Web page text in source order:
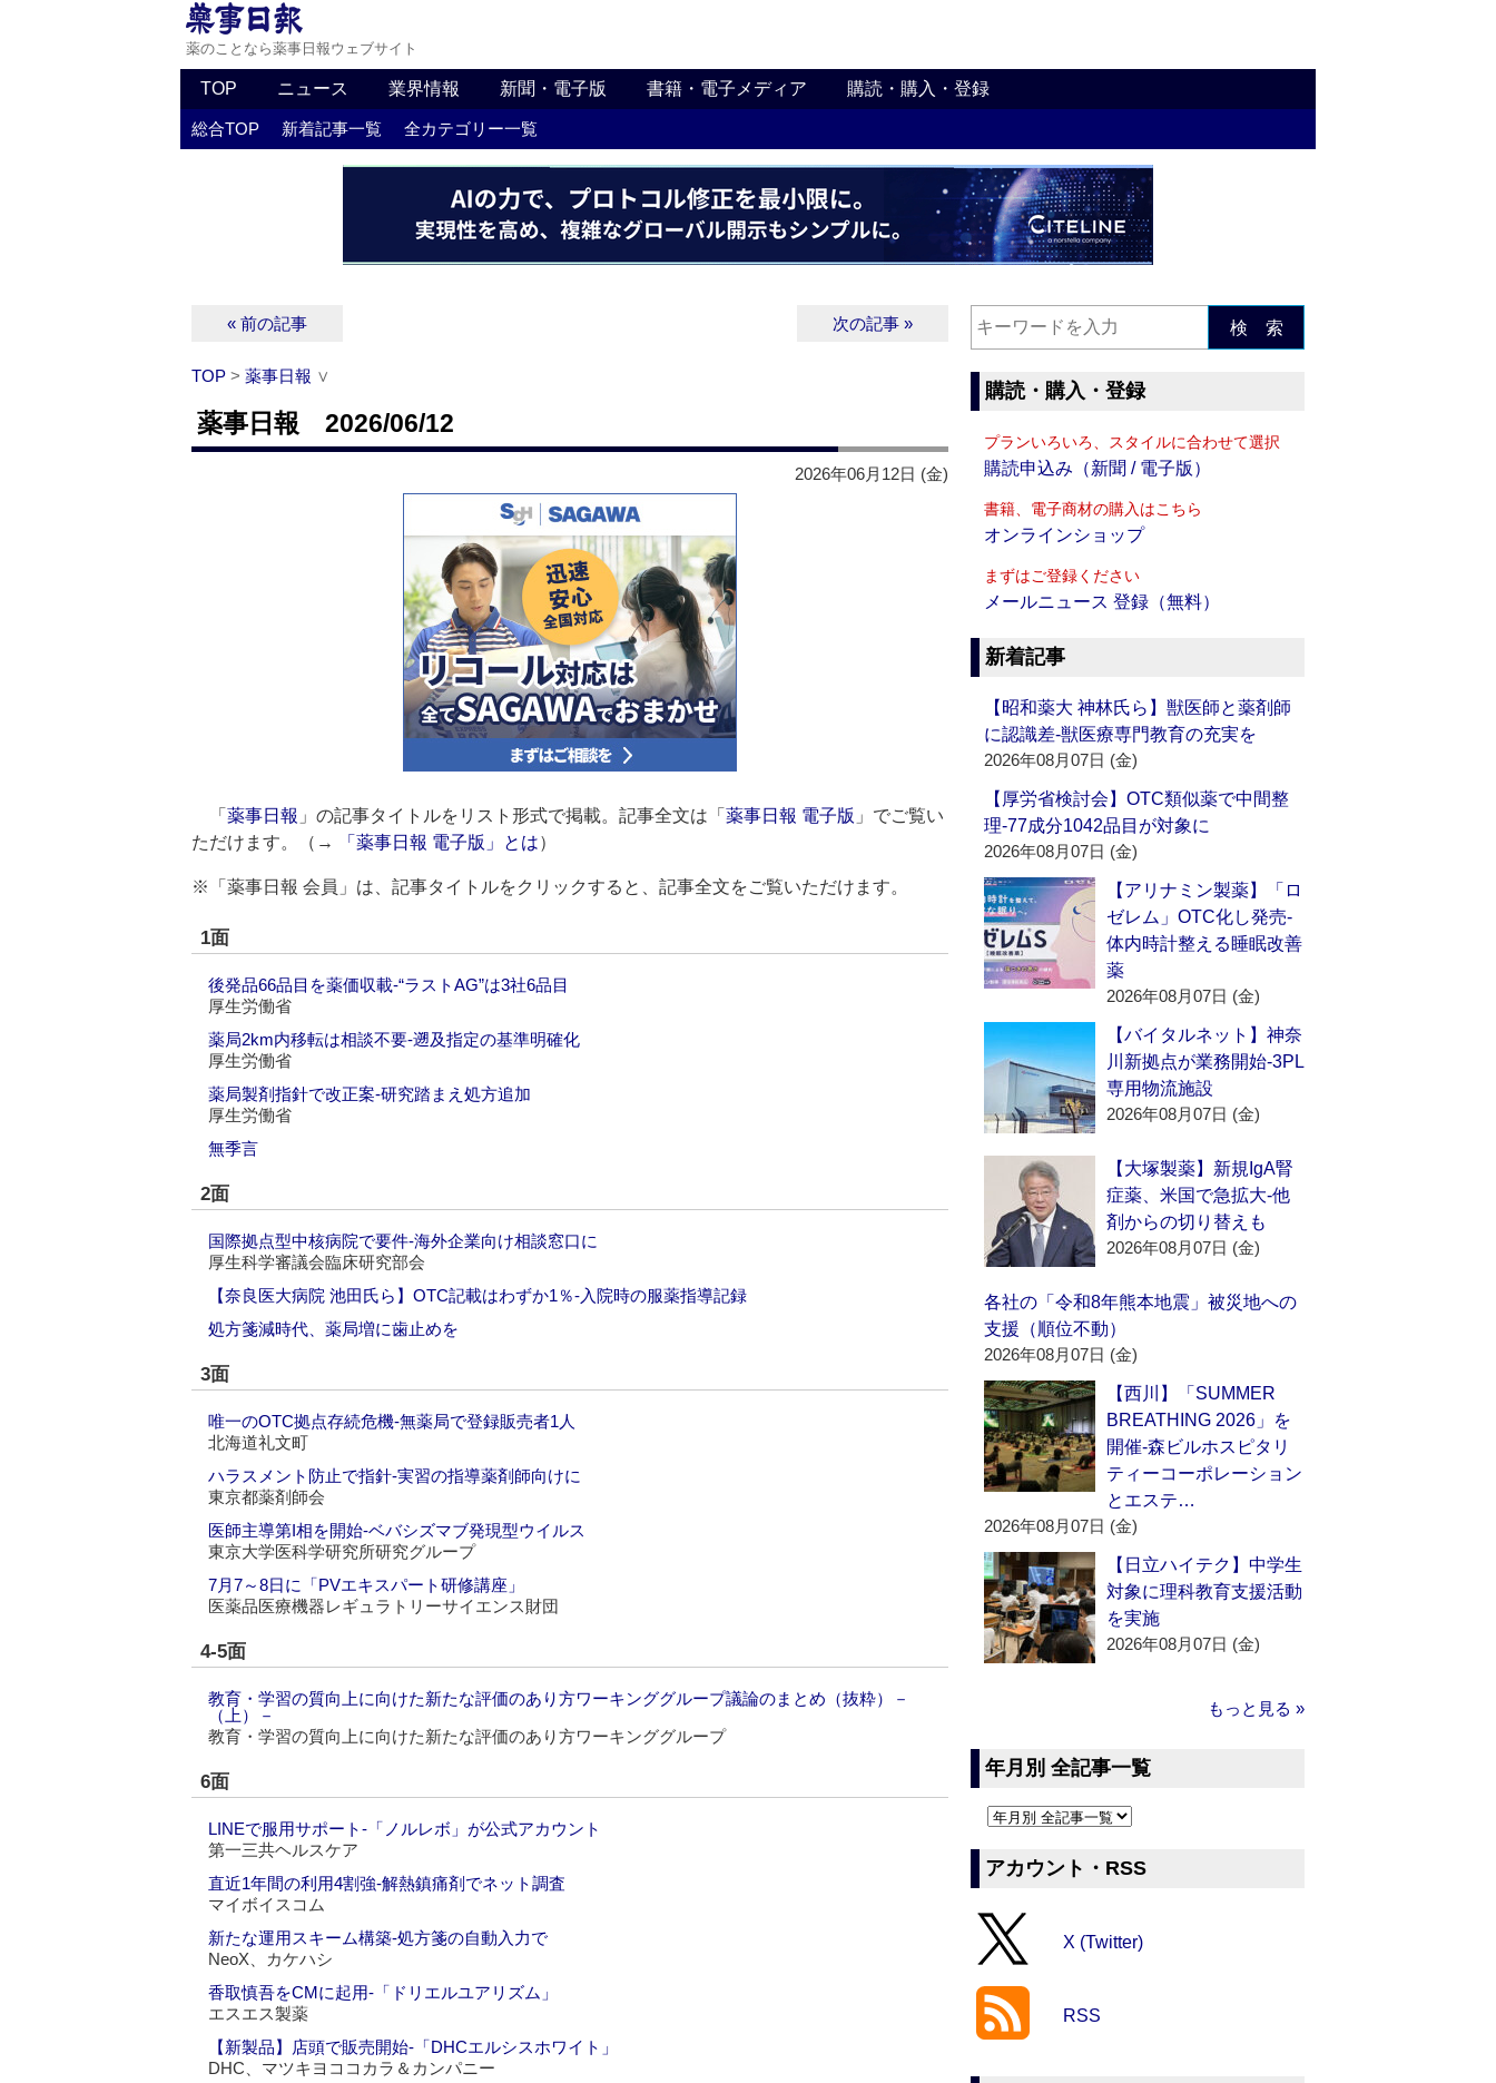
薬のことなら薬事日報ウェブサイト
TOP ニュース 業界情報 新聞・電子版 書籍・電子メディア 購読・購入・登録
総合TOP 新着記事一覧 全カテゴリー一覧
« 前の記事 次の記事 »
TOP > 薬事日報 ∨
薬事日報 2026/06/12
2026年06月12日 (金)
「 薬事日報 」の記事タイトルをリスト形式で掲載。記事全文は「 薬事日報 電子版 」でご覧い
ただけます。（→
「薬事日報 電子版」とは）
※「薬事日報 会員」は、記事タイトルをクリックすると、記事全文をご覧いただけます。
1面
後発品66品目を薬価収載‐“ラストAG”は3社6品目
厚生労働省
薬局2km内移転は相談不要‐遡及指定の基準明確化
厚生労働省
薬局製剤指針で改正案‐研究踏まえ処方追加
厚生労働省
無季言
2面
国際拠点型中核病院で要件‐海外企業向け相談窓口に
厚生科学審議会臨床研究部会
【奈良医大病院 池田氏ら】OTC記載はわずか1％‐入院時の服薬指導記録
処方箋減時代、薬局増に歯止めを
3面
唯一のOTC拠点存続危機‐無薬局で登録販売者1人
北海道礼文町
ハラスメント防止で指針‐実習の指導薬剤師向けに
東京都薬剤師会
医師主導第I相を開始‐ベバシズマブ発現型ウイルス
東京大学医科学研究所研究グループ
7月7～8日に「PVエキスパート研修講座」
医薬品医療機器レギュラトリーサイエンス財団
4-5面
教育・学習の質向上に向けた新たな評価のあり方ワーキンググループ議論のまとめ（抜粋）－
（上）－
教育・学習の質向上に向けた新たな評価のあり方ワーキンググループ
6面
LINEで服用サポート‐「ノルレボ」が公式アカウント
第一三共ヘルスケア
直近1年間の利用4割強‐解熱鎮痛剤でネット調査
マイボイスコム
新たな運用スキーム構築‐処方箋の自動入力で
NeoX、カケハシ
香取慎吾をCMに起用‐「ドリエルユアリズム」
エスエス製薬
【新製品】店頭で販売開始‐「DHCエルシスホワイト」
DHC、マツキヨココカラ＆カンパニー
検 索
購読・購入・登録
プランいろいろ、スタイルに合わせて選択
購読申込み（新聞 / 電子版）
書籍、電子商材の購入はこちら
オンラインショップ
まずはご登録ください
メールニュース 登録（無料）
新着記事
【昭和薬大 神林氏ら】獣医師と薬剤師
に認識差‐獣医療専門教育の充実を
2026年08月07日 (金)
【厚労省検討会】OTC類似薬で中間整
理‐77成分1042品目が対象に
2026年08月07日 (金)
【アリナミン製薬】「ロ
ゼレム」OTC化し発売‐
体内時計整える睡眠改善
薬
2026年08月07日 (金)
【バイタルネット】神奈
川新拠点が業務開始‐3PL
専用物流施設
2026年08月07日 (金)
【大塚製薬】新規IgA腎
症薬、米国で急拡大‐他
剤からの切り替えも
2026年08月07日 (金)
各社の「令和8年熊本地震」被災地への
支援（順位不動）
2026年08月07日 (金)
【西川】「SUMMER
BREATHING 2026」を
開催‐森ビルホスピタリ
ティーコーポレーション
とエステ…
2026年08月07日 (金)
【日立ハイテク】中学生
対象に理科教育支援活動
を実施
2026年08月07日 (金)
もっと見る »
年月別 全記事一覧
アカウント・RSS
X (Twitter)
RSS